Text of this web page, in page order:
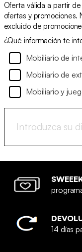
Oferta válida a partir
ofertas y promociones.
excluido de
¿Qué información te
Mobiliario de
Mobiliario de
Mobiliario y
14 días